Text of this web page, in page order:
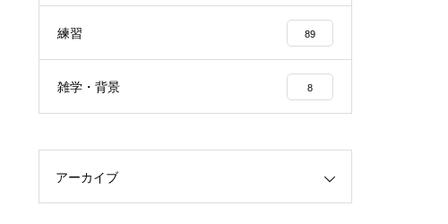
練習 89
雑学・背景 8
アーカイブ